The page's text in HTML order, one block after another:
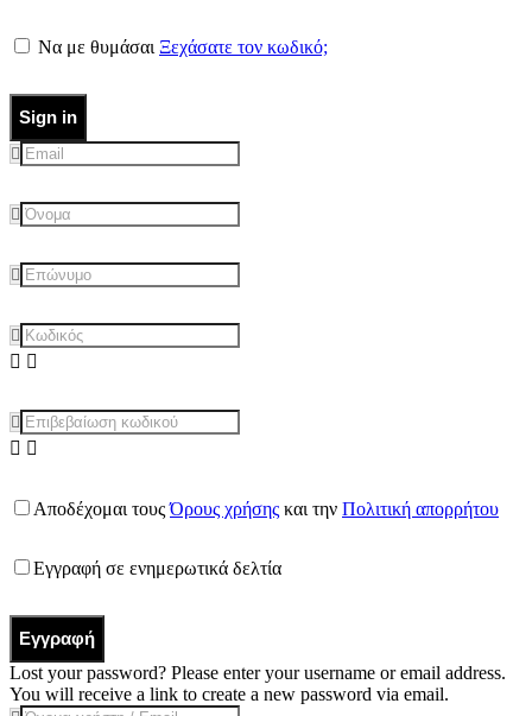
Να με θυμάσαι Ξεχάσατε τον κωδικό;
Sign in
Αποδέχομαι τουςΌρους χρήσης και την Πολιτική απορρήτου
Εγγραφή σε ενημερωτικά δελτία
Εγγραφή
Lost your password? Please enter your username or email address.
You will receive a link to create a new password via email.